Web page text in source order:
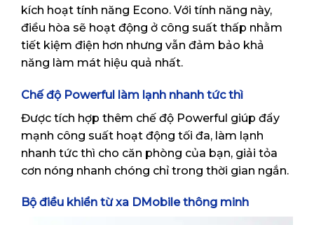
kích hoạt tính năng Econo. Với tính năng này,
điều hòa sẽ hoạt động ở công suất thấp nhằm
tiết kiệm điện hơn nhưng vẫn đảm bảo khả
năng làm mát hiệu quả nhất.
Chế độ Powerful làm lạnh nhanh tức thì
Được tích hợp thêm chế độ Powerful giúp đẩy
mạnh công suất hoạt động tối đa, làm lạnh
nhanh tức thì cho căn phòng của bạn, giải tỏa
cơn nóng nhanh chóng chỉ trong thời gian ngắn.
Bộ điều khiển từ xa DMobile thông minh